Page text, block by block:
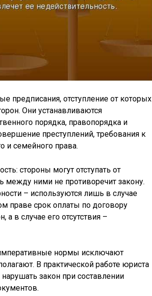
отступление от которых
Они устанавливаются
порядка, правопорядка и
преступлений, требования к
и семейного права.
стороны могут отступать от
между ними не противоречит закону.
– используются лишь в случае
праве срок оплаты по договору
в случае его отсутствия –
нормы исключают
В практической работе юриста
закон при составлении